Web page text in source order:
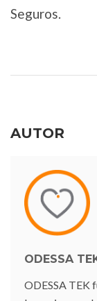
Seguros.
AUTOR
ODESSA
ODESSA TEK